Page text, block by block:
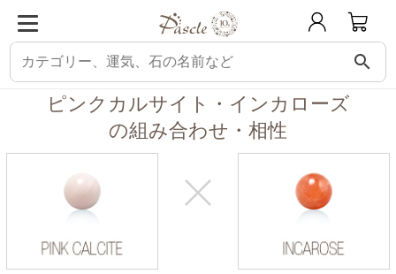
search
パスクル 組み合わせ・相性チェック ピンクカルサイトと相性の良い石
ピンクカルサイト・インカローズ
の組み合わせ・相性